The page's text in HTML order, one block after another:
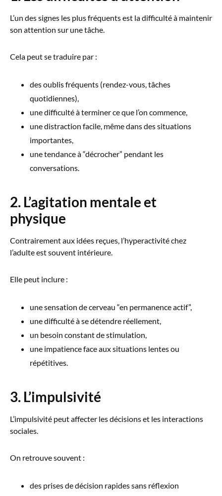
L’un des signes les plus fréquents est la difficulté à maintenir
son attention sur une tâche.
Cela peut se traduire par :
des oublis fréquents (rendez-vous, tâches
quotidiennes),
une difficulté à terminer ce que l’on commence,
une distraction facile, même dans des situations
importantes,
une tendance à “décrocher” pendant les
conversations.
2. L’agitation mentale et
physique
Contrairement aux idées reçues, l’hyperactivité chez
l’adulte est souvent intérieure.
Elle peut inclure :
une sensation de cerveau “en permanence actif”,
une difficulté à se détendre réellement,
un besoin constant de stimulation,
une impatience face aux situations lentes ou
répétitives.
3. L’impulsivité
L’impulsivité peut affecter les décisions et les interactions
sociales.
On retrouve souvent :
des prises de décision rapides sans réflexion